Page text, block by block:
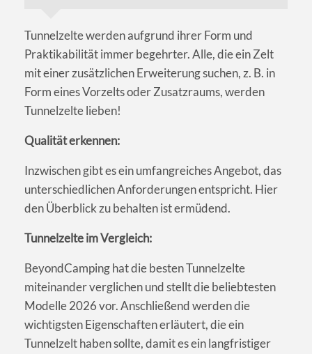
Tunnelzelte werden aufgrund ihrer Form und
Praktikabilität immer begehrter. Alle, die ein Zelt
mit einer zusätzlichen Erweiterung suchen, z. B. in
Form eines Vorzelts oder Zusatzraums, werden
Tunnelzelte lieben!
Qualität erkennen:
Inzwischen gibt es ein umfangreiches Angebot, das
unterschiedlichen Anforderungen entspricht. Hier
den Überblick zu behalten ist ermüdend.
Tunnelzelte im Vergleich:
BeyondCamping hat die besten Tunnelzelte
miteinander verglichen und stellt die beliebtesten
Modelle 2026 vor. Anschließend werden die
wichtigsten Eigenschaften erläutert, die ein
Tunnelzelt haben sollte, damit es ein langfristiger